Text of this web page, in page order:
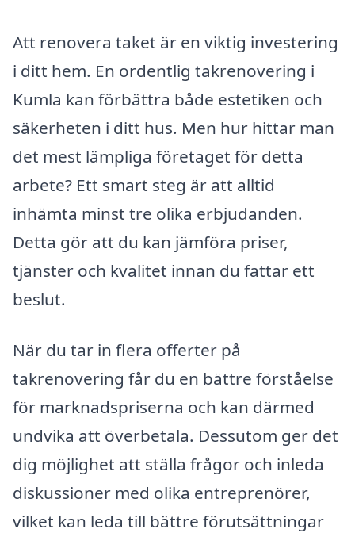
Att renovera taket är en viktig investering
i ditt hem. En ordentlig takrenovering i
Kumla kan förbättra både estetiken och
säkerheten i ditt hus. Men hur hittar man
det mest lämpliga företaget för detta
arbete? Ett smart steg är att alltid
inhämta minst tre olika erbjudanden.
Detta gör att du kan jämföra priser,
tjänster och kvalitet innan du fattar ett
beslut.
När du tar in flera offerter på
takrenovering får du en bättre förståelse
för marknadspriserna och kan därmed
undvika att överbetala. Dessutom ger det
dig möjlighet att ställa frågor och inleda
diskussioner med olika entreprenörer,
vilket kan leda till bättre förutsättningar